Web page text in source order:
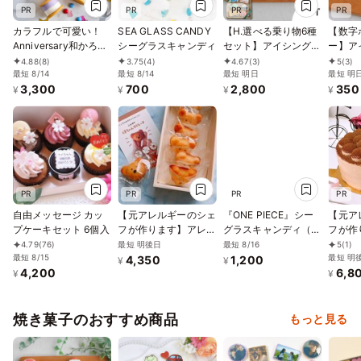
PR
カラフルで可愛い！
Anniversary和かろ
ん。～ 6個セット
2026
4.88(8)
最短 8/14
¥ 3,300
PR
SEA GLASS CANDY
シーグラスキャンディ
3.75(4)
最短 8/14
¥ 700
PR
【H.選べる乗り物6種
セット】アイシングク
ッキー クッキー 救急
車 消防車 パトカー 車
プチギフト ケーキデ
4.67(3)
最短 明日
¥ 2,800
PR
【数
ー】ア
ー 誕生日 ケーキ クッ
キー
ョンケ
ルケ
菓子
キ
5(3)
最短 明
¥ 350
PR
自由メッセージ カッ
プケーキセット 6個入
4.79(76)
最短 8/15
¥ 4,200
PR
【元アレルギーのシェ
フが作ります】アレル
ギー対応くまちゃんマ
ドレーヌ6個入り／乳
最短 明後日
¥ 4,350
PR
『ONE PIECE』シー
グラスキャンディ（ル
フィ）
最短 8/16
¥ 1,200
PR
【元
フが作
麦不使
対応ケ
ートケ
5(1)
最短 明
¥
焼き菓子のおすすめ商品 もっと見る